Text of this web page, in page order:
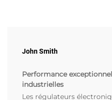
John Smith
Performance
industrielles
Les régulateurs